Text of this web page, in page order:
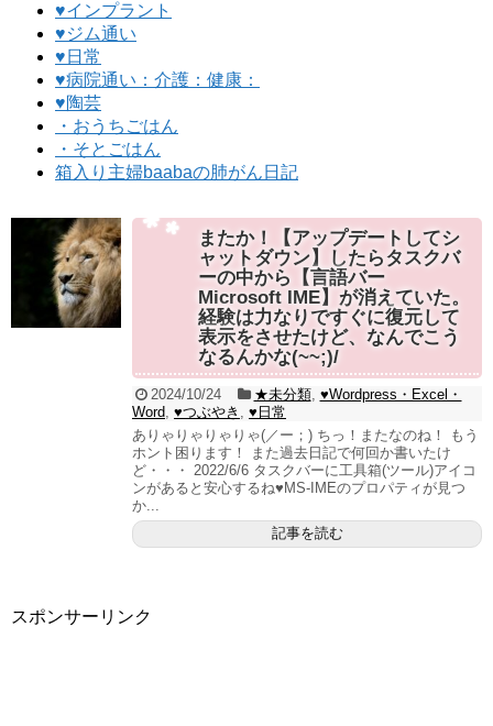
♥インプラント
♥ジム通い
♥日常
♥病院通い：介護：健康：
♥陶芸
・おうちごはん
・そとごはん
箱入り主婦baabaの肺がん日記
またか！【アップデートしてシ
ャットダウン】したらタスクバ
ーの中から【言語バー
Microsoft IME】が消えていた。
経験は力なりですぐに復元して
表示をさせたけど、なんでこう
なるんかな(~~;)/
2024/10/24 ★未分類, ♥Wordpress・Excel・
Word, ♥つぶやき , ♥日常
ありゃりゃりゃりゃ(／ー；) ちっ！またなのね！ もう
ホント困ります！ また過去日記で何回か書いたけ
ど・・・ 2022/6/6 タスクバーに工具箱(ツール)アイコ
ンがあると安心するね♥MS-IMEのプロパティが見つ
か...
記事を読む
スポンサーリンク